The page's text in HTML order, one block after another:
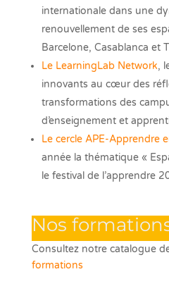
internationale dans une
renouvellement de ses
Barcelone, Casablanca et
Le LearningLab Network,
innovants au cœur des
transformations des
d’enseignement et
Le cercle APE-Apprendre
année la thématique «
le festival de l’apprendre
Nos
Consultez notre catalogue
formations